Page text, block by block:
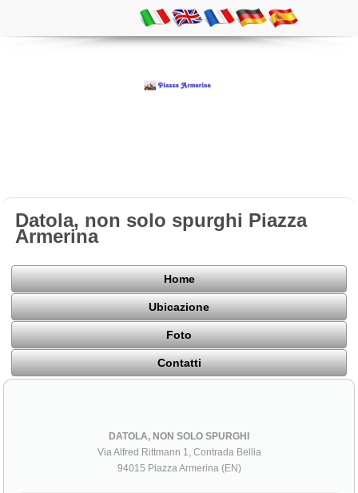
Datola, non solo spurghi Piazza
Armerina
Home
Ubicazione
Foto
Contatti
DATOLA, NON SOLO SPURGHI
Via Alfred Rittmann 1, Contrada Bellia
94015 Piazza Armerina (EN)